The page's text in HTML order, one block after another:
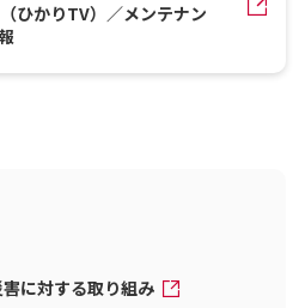
ひかりTV）／メンテナン
に対する取り組み